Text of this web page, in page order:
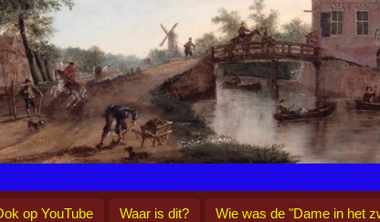
op YouTube Waar is dit? Wie was de "Dame in het